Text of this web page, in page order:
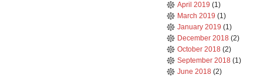
April 2019 (1)
March 2019 (1)
January 2019 (1)
December 2018 (2)
October 2018 (2)
September 2018 (1)
June 2018 (2)